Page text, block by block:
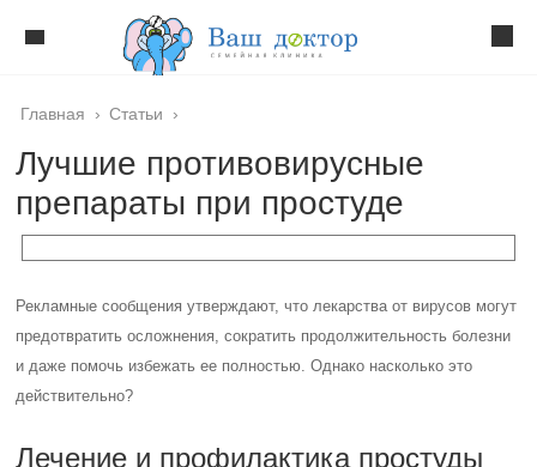
Главная › Статьи ›
Лучшие противовирусные
препараты при простуде
Рекламные сообщения утверждают, что лекарства от вирусов могут
предотвратить осложнения, сократить продолжительность болезни
и даже помочь избежать ее полностью. Однако насколько это
действительно?
Лечение и профилактика простуды